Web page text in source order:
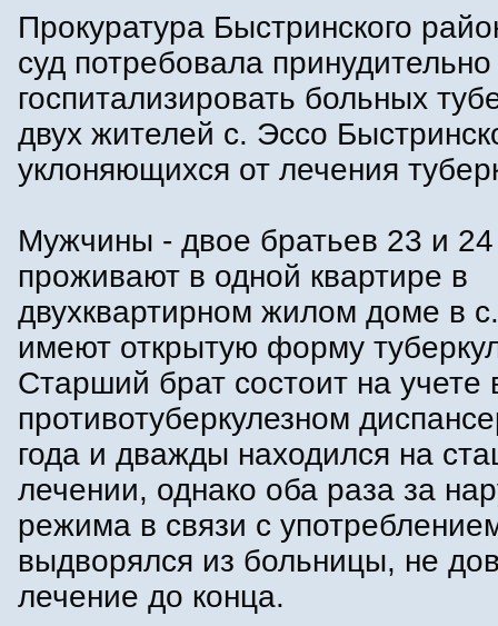
Прокуратура Быстринского
суд потребовала принудительно
госпитализировать больных
двух жителей с. Эссо
уклоняющихся от лечения
Мужчины - двое братьев 23 и 24
проживают в одной квартире в
двухквартирном жилом доме в
имеют открытую форму
Старший брат состоит на учете
противотуберкулезном
года и дважды находился на
лечении, однако оба раза за
режима в связи с
выдворялся из больницы, не
лечение до конца.